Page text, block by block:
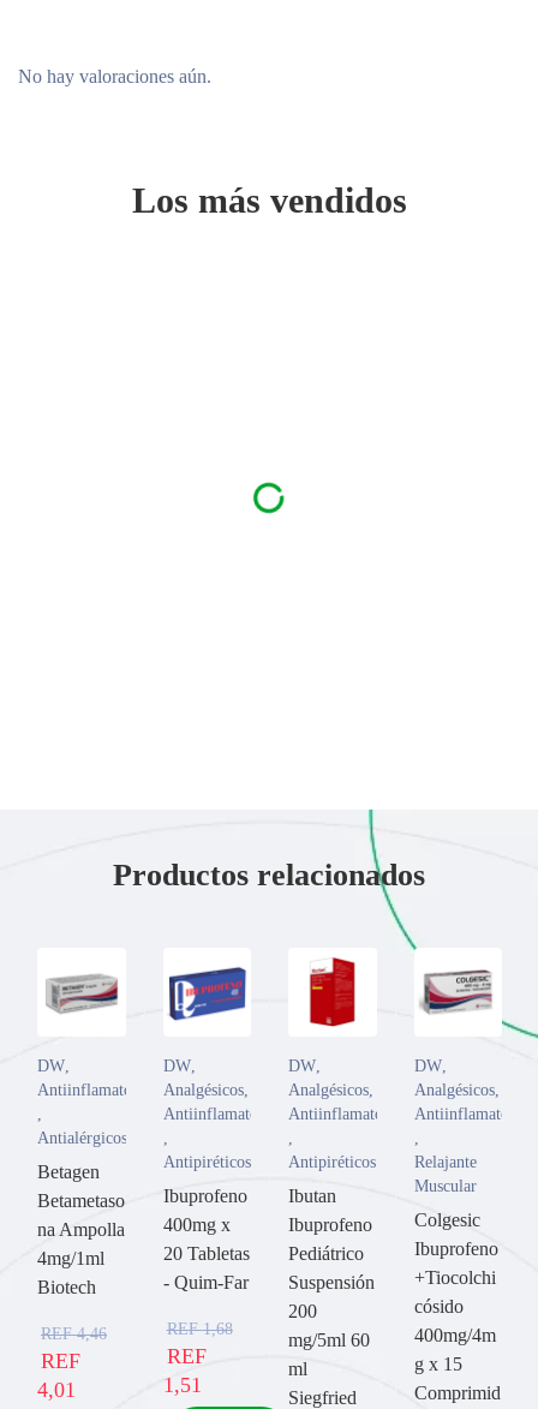
No hay valoraciones aún.
Los más vendidos
Productos relacionados
DW
Antiinflamatorios
Antialérgicos
Betagen
Betametaso
na Ampolla
4mg/1ml
Biotech
REF4,46
REF
4,01
DW,
Analgésicos,
Antiinflamatorios
Antipiréticos
Ibuprofeno
400mg x
20 Tabletas
- Quim-Far
REF1,68
REF
1,51
DW
Analgésicos
Antiinflamatorios
Antipiréticos
Ibutan
Ibuprofeno
Pediátrico
Suspensión
200
mg/5ml 60
ml
Siegfried
DW,
Analgésicos,
Antiinflamatorios
Relajante
Muscular
Colgesic
Ibuprofeno
+Tiocolchi
cósido
400mg/4m
g x 15
Comprimid